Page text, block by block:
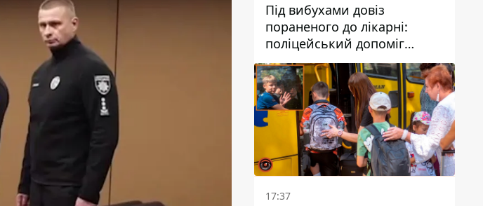
Під вибухами довіз
пораненого до лікарні:
поліцейський допоміг
постраждалому після атаки
на Кам’янський район
17:37